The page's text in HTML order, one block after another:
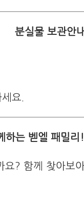
분실물 보관안내
요.
하는 벧엘 패밀리
요? 함께 찾아보